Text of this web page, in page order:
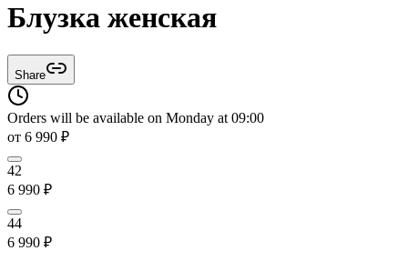
Блузка женская
Share
Orders will be available on Monday at 09:00
от 6 990 ₽
42
6 990 ₽
44
6 990 ₽